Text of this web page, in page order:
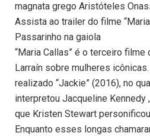
magnata grego Aristóteles
Assista ao trailer do filme
Passarinho na gaiola
“Maria Callas” é o terceiro
Larraín sobre mulheres
realizado “Jackie” (2016), no
interpretou Jacqueline Kennedy
que Kristen Stewart
Enquanto esses longas